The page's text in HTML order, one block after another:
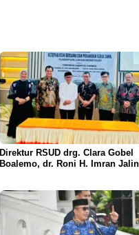
Direktur RSUD drg. Clara Gobel
Boalemo, dr. Roni H. Imran Jalin